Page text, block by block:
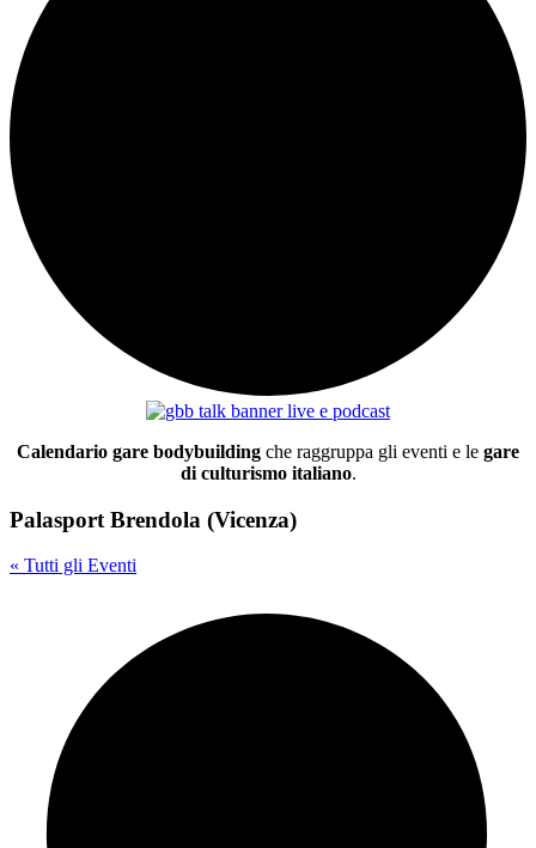
Calendario gare bodybuilding che raggruppa gli eventi e le gare
di culturismo italiano.
Palasport Brendola (Vicenza)
« Tutti gli Eventi